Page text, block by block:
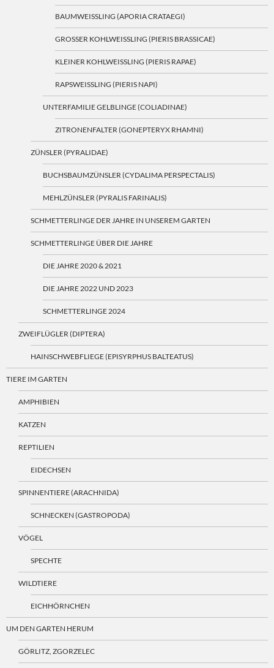
BAUMWEISSLING (APORIA CRATAEGI)
GROSSER KOHLWEISSLING (PIERIS BRASSICAE)
KLEINER KOHLWEISSLING (PIERIS RAPAE)
RAPSWEISSLING (PIERIS NAPI)
UNTERFAMILIE GELBLINGE (COLIADINAE)
ZITRONENFALTER (GONEPTERYX RHAMNI)
ZÜNSLER (PYRALIDAE)
BUCHSBAUMZÜNSLER (CYDALIMA PERSPECTALIS)
MEHLZÜNSLER (PYRALIS FARINALIS)
SCHMETTERLINGE DER JAHRE IN UNSEREM GARTEN
SCHMETTERLINGE ÜBER DIE JAHRE
DIE JAHRE 2020 & 2021
DIE JAHRE 2022 UND 2023
SCHMETTERLINGE 2024
ZWEIFLÜGLER (DIPTERA)
HAINSCHWEBFLIEGE (EPISYRPHUS BALTEATUS)
TIERE IM GARTEN
AMPHIBIEN
KATZEN
REPTILIEN
EIDECHSEN
SPINNENTIERE (ARACHNIDA)
SCHNECKEN (GASTROPODA)
VÖGEL
SPECHTE
WILDTIERE
EICHHÖRNCHEN
UM DEN GARTEN HERUM
GÖRLITZ, ZGORZELEC